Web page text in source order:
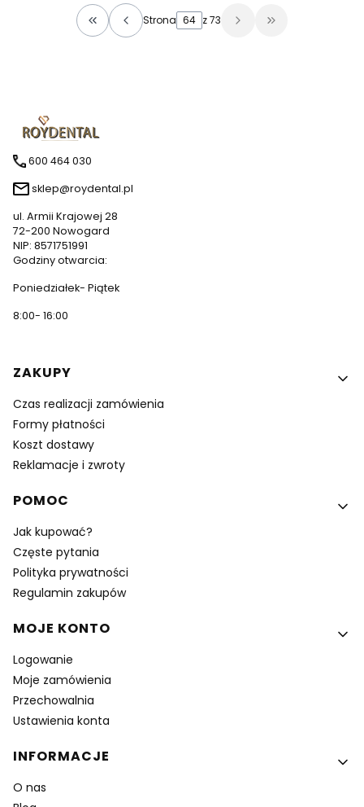
Wróć do pierwszej strony z produktami
Strona z 73 Przejdź do
600 464 030
sklep@roydental.pl
ul. Armii Krajowej 28
72-200 Nowogard
NIP: 8571751991
Godziny otwarcia:
Poniedziałek- Piątek
8:00- 16:00
Linki w stopce
ZAKUPY
Czas realizacji zamówienia
Formy płatności
Koszt dostawy
Reklamacje i zwroty
POMOC
Jak kupować?
Częste pytania
Polityka prywatności
Regulamin zakupów
MOJE KONTO
Logowanie
Moje zamówienia
Przechowalnia
Ustawienia konta
INFORMACJE
O nas